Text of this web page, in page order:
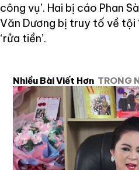
công vụ’. Hai bị cáo Phan
Văn Dương bị truy tố về tội
‘rửa tiền’.
Nhiều Bài Viết Hơn TRONG